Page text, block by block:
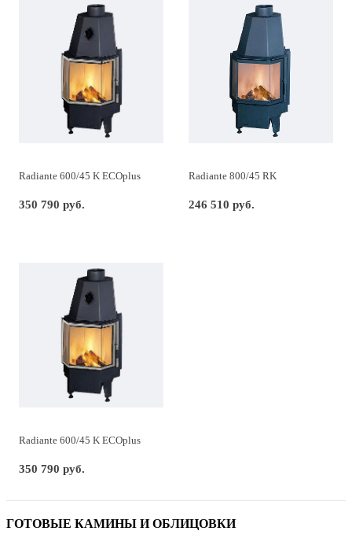
Radiante 600/45 K ECOplus
350 790 руб.
Radiante 800/45 RK
246 510 руб.
Radiante 600/45 K ECOplus
350 790 руб.
ГОТОВЫЕ КАМИНЫ И ОБЛИЦОВКИ